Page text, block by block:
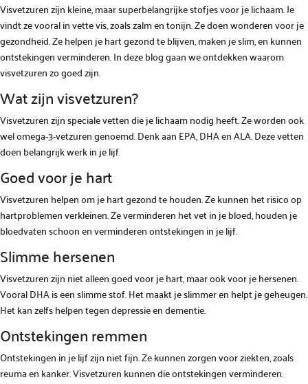
Visvetzuren zijn kleine, maar superbelangrijke stofjes voor je lichaam. Je
vindt ze vooral in vette vis, zoals zalm en tonijn. Ze doen wonderen voor je
gezondheid. Ze helpen je hart gezond te blijven, maken je slim, en kunnen
ontstekingen verminderen. In deze blog gaan we ontdekken waarom
visvetzuren zo goed zijn.
Wat zijn visvetzuren?
Visvetzuren zijn speciale vetten die je lichaam nodig heeft. Ze worden ook
wel omega-3-vetzuren genoemd. Denk aan EPA, DHA en ALA. Deze vetten
doen belangrijk werk in je lijf.
Goed voor je hart
Visvetzuren helpen om je hart gezond te houden. Ze kunnen het risico op
hartproblemen verkleinen. Ze verminderen het vet in je bloed, houden je
bloedvaten schoon en verminderen ontstekingen in je lijf.
Slimme hersenen
Visvetzuren zijn niet alleen goed voor je hart, maar ook voor je hersenen.
Vooral DHA is een slimme stof. Het maakt je slimmer en helpt je geheugen.
Het kan zelfs helpen tegen depressie en dementie.
Ontstekingen remmen
Ontstekingen in je lijf zijn niet fijn. Ze kunnen zorgen voor ziekten, zoals
reuma en kanker. Visvetzuren kunnen die ontstekingen verminderen.